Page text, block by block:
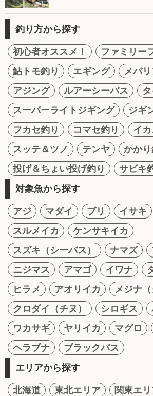
釣り方から探す
初心者オススメ！
ファミリー
鮎トモ釣り
エギング
メバ
アジング
ルアーシーバス
スーパーライトジギング
ジギ
フカセ釣り
コマセ釣り
イ
スッテ＆ツノ
テンヤ
かかり
投げ＆ちょい投げ釣り
サビキ
対象魚から探す
アジ マダイ ブリ イサキ
スルメイカ
ケンサキイカ
スズキ（シーバス）
ナマズ
ニジマス
アマゴ イワナ
ヒラメ
アオリイカ
メジナ（
クロダイ（チヌ）
シロギス
ワカサギ
ヤリイカ マグロ
ヘラブナ
ブラックバス
エリアから探す
北海道 東北エリア
関東エ